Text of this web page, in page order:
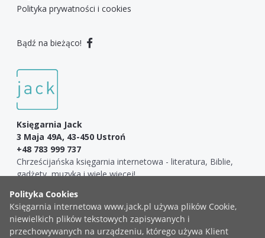
Polityka prywatności i cookies
Bądź na bieżąco!
Księgarnia Jack
3 Maja 49A, 43-450 Ustroń
+48 783 999 737
Chrześcijańska księgarnia internetowa - literatura, Biblie,
gadżety, muzyka i wiele więcej!